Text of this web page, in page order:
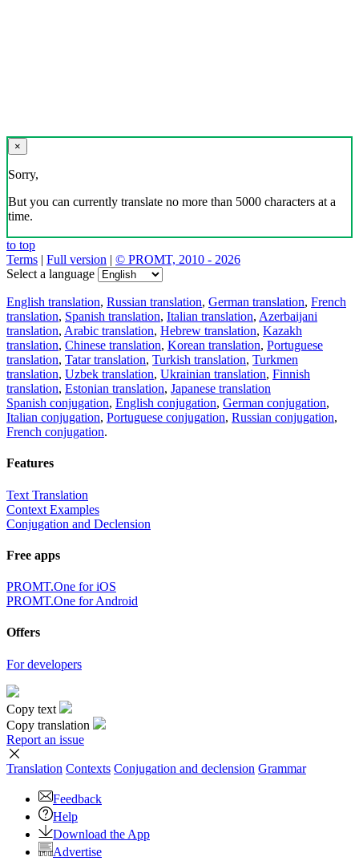
×
Sorry,
But you can currently translate no more than 5000 characters at a
time.
to top
Terms | Full version | © PROMT, 2010 - 2026
Select a language
English translation, Russian translation, German translation, French
translation, Spanish translation, Italian translation, Azerbaijani
translation, Arabic translation, Hebrew translation, Kazakh
translation, Chinese translation, Korean translation, Portuguese
translation, Tatar translation, Turkish translation, Turkmen
translation, Uzbek translation, Ukrainian translation, Finnish
translation, Estonian translation, Japanese translation
Spanish conjugation, English conjugation, German conjugation,
Italian conjugation, Portuguese conjugation, Russian conjugation,
French conjugation.
Features
Text Translation
Context Examples
Conjugation and Declension
Free apps
PROMT.One for iOS
PROMT.One for Android
Offers
For developers
Copy text
Copy translation
Report an issue
Translation Contexts Conjugation and declension Grammar
Feedback
Help
Download the App
Advertise